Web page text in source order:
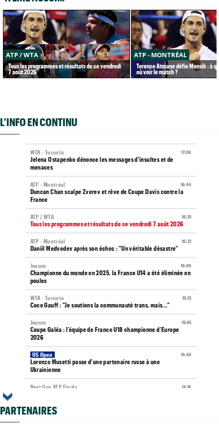
ATP / WTA
Tous les programmes et résultats de ce vendredi
7 août 2026
ATP - MONTRÉAL
Terence Atmane défie Mensik : à
où voir le match ?
L'INFO EN CONTINU
17:06
WTA - Toronto
Jelena Ostapenko dénonce les messages d'insultes et de
menaces
16:44
ATP - Montréal
Duncan Chan scalpe Zverev et rêve de Coupe Davis contre la
France
16:25
ATP / WTA
Tous les programmes et résultats de ce vendredi 7 août 2026
16:22
ATP - Montréal
Daniil Medvedev après son échec : "Un véritable désastre"
16:00
Jeunes
Championne du monde en 2025, la France U14 a été éliminée en
poules
15:33
WTA - Toronto
Coco Gauff : "Je soutiens la communauté trans, mais..."
15:05
Jeunes
Coupe Galéa : l’équipe de France U18 championne d’Europe
2026
14:40
US Open
Lorenzo Musetti passe d'une partenaire russe à une
Ukrainienne
14:16
Next Gen ATP Finals
WTA - Toronto
PARTENAIRES